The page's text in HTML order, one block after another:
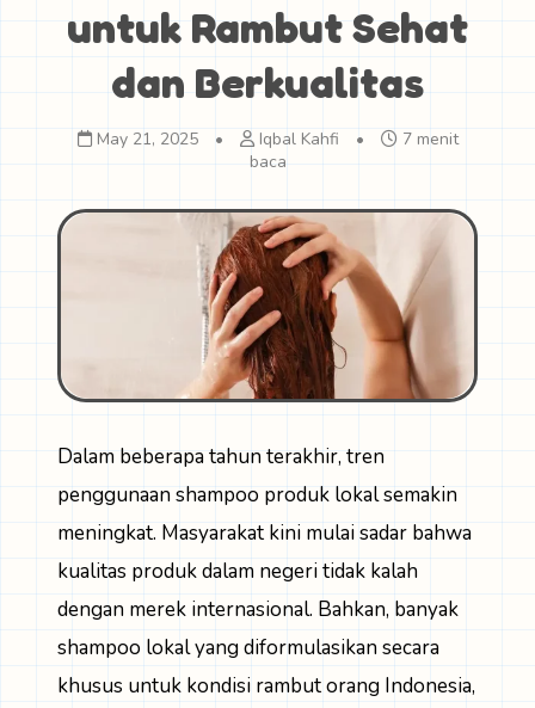
untuk Rambut Sehat
dan Berkualitas
May 21, 2025 • Iqbal Kahfi •
7 menit
baca
Dalam beberapa tahun terakhir, tren
penggunaan shampoo produk lokal semakin
meningkat. Masyarakat kini mulai sadar bahwa
kualitas produk dalam negeri tidak kalah
dengan merek internasional. Bahkan, banyak
shampoo lokal yang diformulasikan secara
khusus untuk kondisi rambut orang Indonesia,